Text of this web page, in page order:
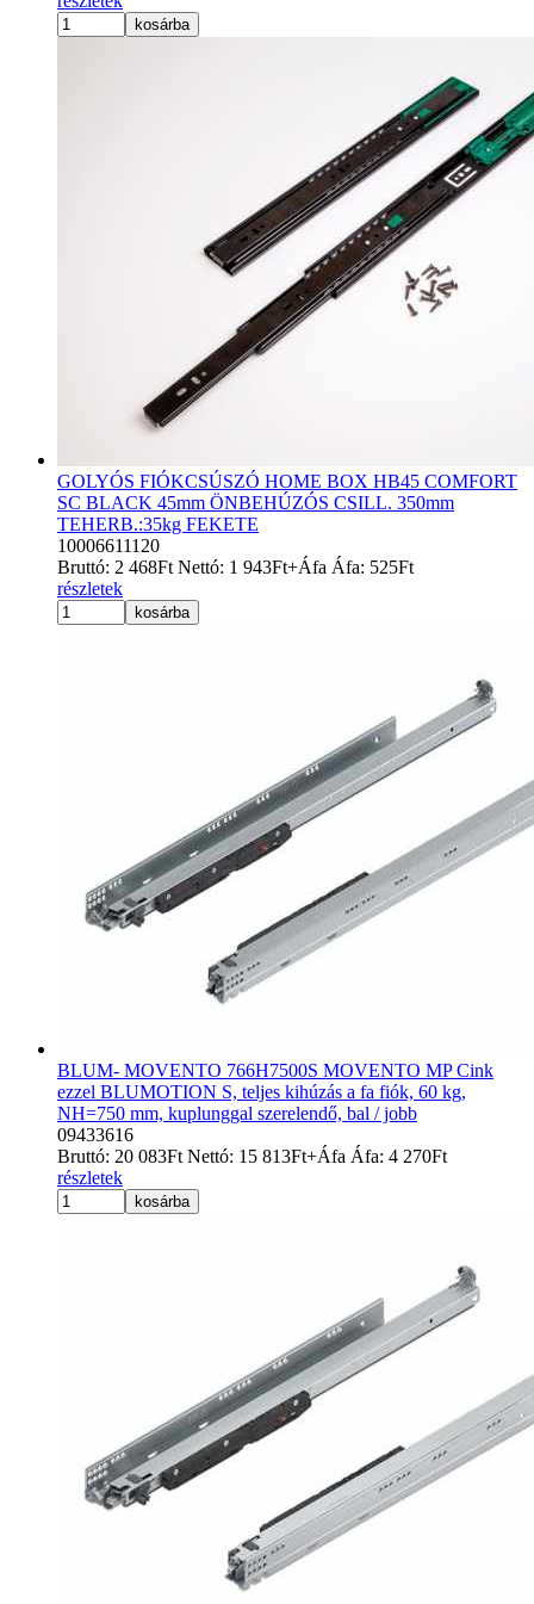
kosárba
GOLYÓS FIÓKCSÚSZÓ HOME BOX HB45 COMFORT
SC BLACK 45mm ÖNBEHÚZÓS CSILL. 350mm
TEHERB.:35kg FEKETE
10006611120
Bruttó: 2 468Ft Nettó: 1 943Ft+Áfa Áfa: 525Ft
részletek
kosárba
BLUM- MOVENTO 766H7500S MOVENTO MP Cink
ezzel BLUMOTION S, teljes kihúzás a fa fiók, 60 kg,
NH=750 mm, kuplunggal szerelendő, bal / jobb
09433616
Bruttó: 20 083Ft Nettó: 15 813Ft+Áfa Áfa: 4 270Ft
részletek
kosárba